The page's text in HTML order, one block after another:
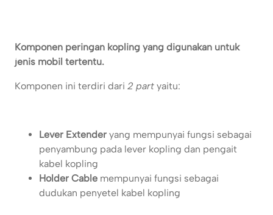
Komponen peringan kopling yang digunakan untuk
jenis mobil tertentu.
Komponen ini terdiri dari 2 part yaitu:
Lever Extender yang mempunyai fungsi sebagai
penyambung pada lever kopling dan pengait
kabel kopling
Holder Cable mempunyai fungsi sebagai
dudukan penyetel kabel kopling